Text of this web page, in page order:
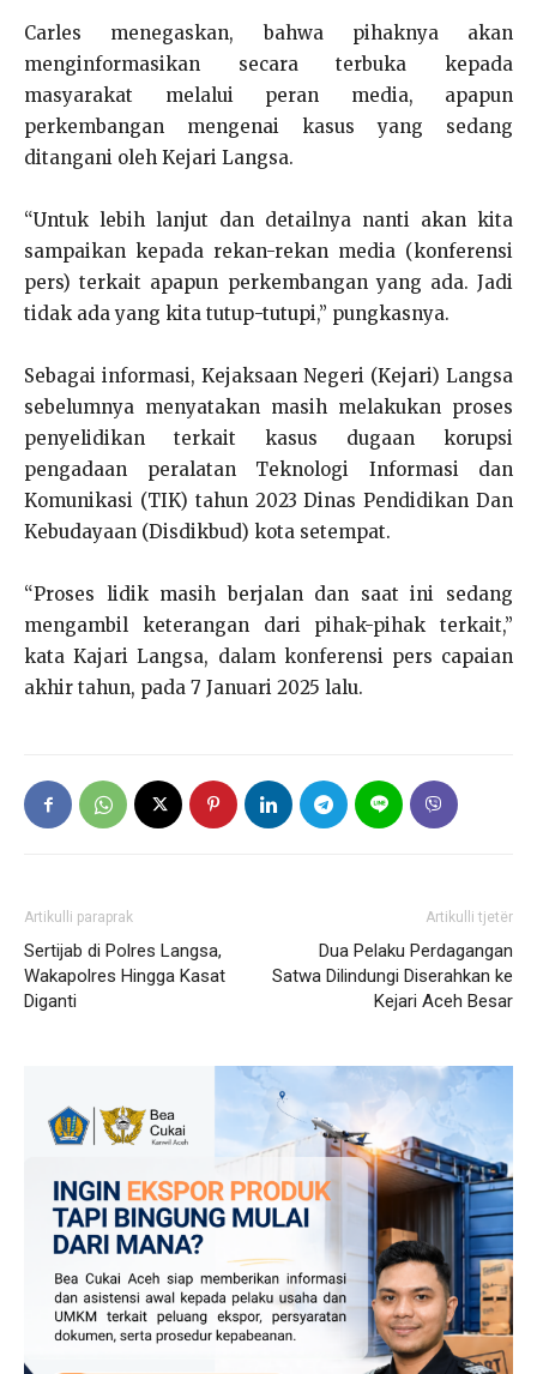
Carles menegaskan, bahwa pihaknya akan
menginformasikan secara terbuka kepada
masyarakat melalui peran media, apapun
perkembangan mengenai kasus yang sedang
ditangani oleh Kejari Langsa.
“Untuk lebih lanjut dan detailnya nanti akan kita
sampaikan kepada rekan-rekan media (konferensi
pers) terkait apapun perkembangan yang ada. Jadi
tidak ada yang kita tutup-tutupi,” pungkasnya.
Sebagai informasi, Kejaksaan Negeri (Kejari) Langsa
sebelumnya menyatakan masih melakukan proses
penyelidikan terkait kasus dugaan korupsi
pengadaan peralatan Teknologi Informasi dan
Komunikasi (TIK) tahun 2023 Dinas Pendidikan Dan
Kebudayaan (Disdikbud) kota setempat.
“Proses lidik masih berjalan dan saat ini sedang
mengambil keterangan dari pihak-pihak terkait,”
kata Kajari Langsa, dalam konferensi pers capaian
akhir tahun, pada 7 Januari 2025 lalu.
Artikulli paraprak
Sertijab di Polres Langsa,
Wakapolres Hingga Kasat
Diganti
Artikulli tjetër
Dua Pelaku Perdagangan
Satwa Dilindungi Diserahkan ke
Kejari Aceh Besar